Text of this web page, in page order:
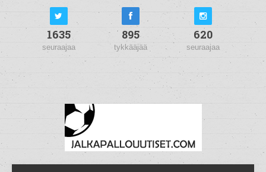
1635
seuraajaa
895
tykkääjää
620
seuraajaa